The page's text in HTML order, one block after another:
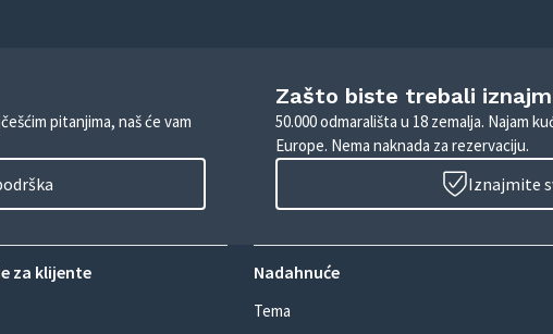
pitanjima, naš će vam
Zašto biste trebali
50.000 odmarališta u 18 zemalja. Najam
Europe. Nema naknada za rezervaciju.
Iznajmite
za klijente Nadahnuće
Tema